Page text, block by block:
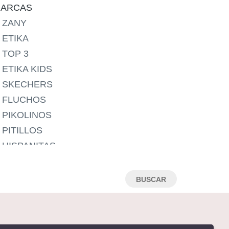
24
25
26
27
28
29
30
31
32
33
ZANY
ETIKA
TOP 3
ETIKA KIDS
SKECHERS
FLUCHOS
PIKOLINOS
PITILLOS
HISPANITAS
WALK & FLY
CHIRUCA